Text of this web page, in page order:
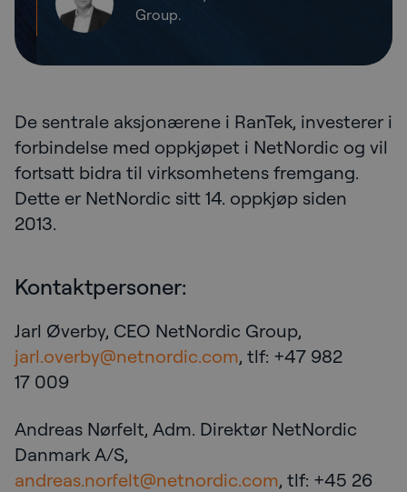
Group.
De sentrale aksjonærene i RanTek, investerer i
forbindelse med oppkjøpet i NetNordic og vil
fortsatt bidra til virksomhetens fremgang.
Dette er NetNordic sitt 14. oppkjøp siden
2013.
Kontaktpersoner:
Jarl Øverby, CEO NetNordic Group,
jarl.overby@netnordic.com, tlf: +47 982
17 009
Andreas Nørfelt, Adm. Direktør NetNordic
Danmark A/S,
andreas.norfelt@netnordic.com, tlf: +45 26